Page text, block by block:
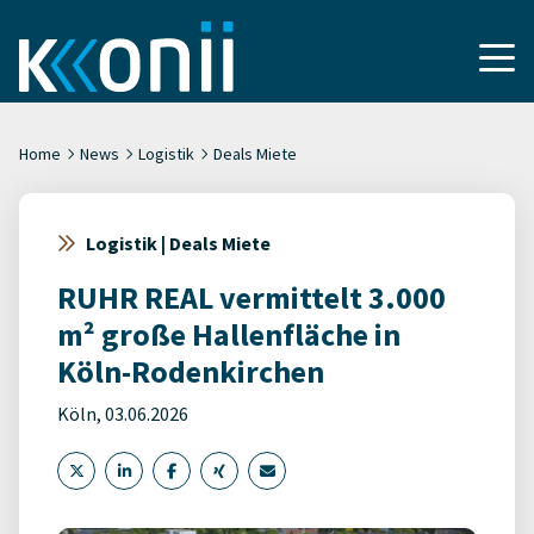
Home News Logistik Deals Miete
Logistik | Deals Miete
RUHR REAL vermittelt 3.000
m² große Hallenfläche in
Köln-Rodenkirchen
Köln, 03.06.2026